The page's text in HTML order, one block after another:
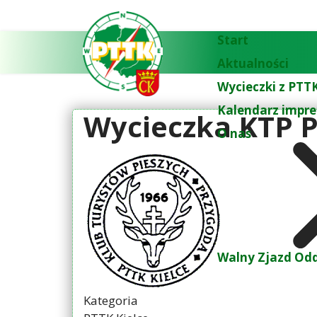
Start
Aktualności
Wycieczki z
Kalendarz
O nas
Walny Zjazd
Wycieczka KTP
Kategoria